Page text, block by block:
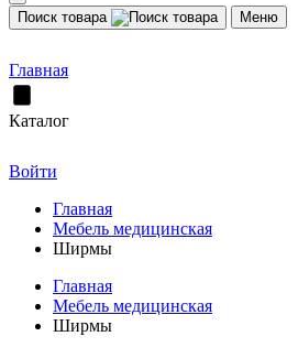
Поиск товара Меню
Главная
Каталог
Войти
Главная
Мебель медицинская
Ширмы
Главная
Мебель медицинская
Ширмы